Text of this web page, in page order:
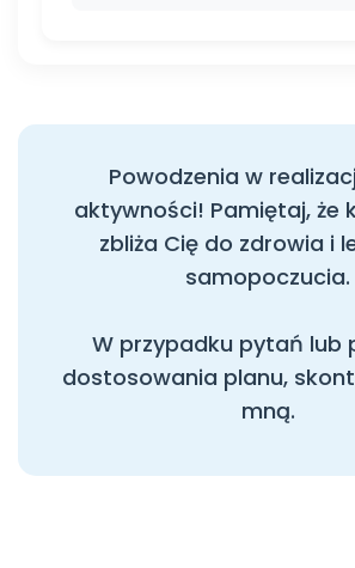
Powodzenia w
aktywności! Pamiętaj, że
zbliża Cię do zdrowia i
samopoczucia.
W przypadku pytań lub
dostosowania planu,
mną.